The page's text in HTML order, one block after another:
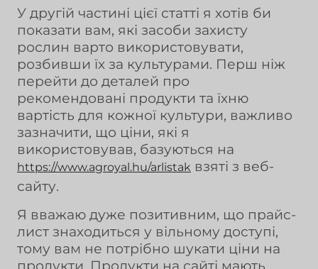
У другій частині цієї статті я хотів би
показати вам, які засоби захисту
рослин варто використовувати,
розбивши їх за культурами. Перш ніж
перейти до деталей про
рекомендовані продукти та їхню
вартість для кожної культури, важливо
зазначити, що ціни, які я
використовував, базуються на
https://www.agroyal.hu/arlistak взяті з веб-
сайту.
Я вважаю дуже позитивним, що прайс-
лист знаходиться у вільному доступі,
тому вам не потрібно шукати ціни на
продукти. Продукти на сайті мають